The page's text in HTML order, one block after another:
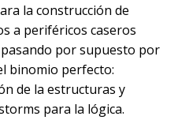
la construcción de
a periféricos caseros
por supuesto por
binomio perfecto:
de la estructuras y
para la lógica.